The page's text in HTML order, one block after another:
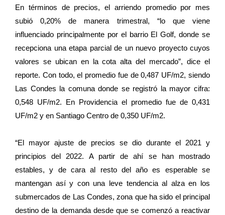
En términos de precios, el arriendo promedio por mes
subió 0,20% de manera trimestral, “lo que viene
influenciado principalmente por el barrio El Golf, donde se
recepciona una etapa parcial de un nuevo proyecto cuyos
valores se ubican en la cota alta del mercado”, dice el
reporte. Con todo, el promedio fue de 0,487 UF/m2, siendo
Las Condes la comuna donde se registró la mayor cifra:
0,548 UF/m2. En Providencia el promedio fue de 0,431
UF/m2 y en Santiago Centro de 0,350 UF/m2.
“El mayor ajuste de precios se dio durante el 2021 y
principios del 2022. A partir de ahí se han mostrado
estables, y de cara al resto del año es esperable se
mantengan así y con una leve tendencia al alza en los
submercados de Las Condes, zona que ha sido el principal
destino de la demanda desde que se comenzó a reactivar